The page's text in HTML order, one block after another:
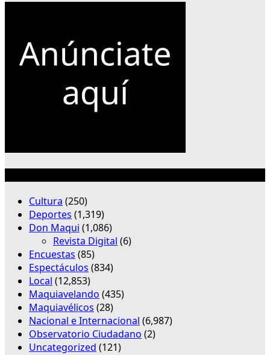
Cultura (250)
Deportes (1,319)
Don Maqui (1,086)
Revista Digital (6)
Encuestas (85)
Espectáculos (834)
Local (12,853)
Maquiavelando (435)
Maquiavélicos (28)
Nacional e Internacional (6,987)
Observatorio Ciudadano (2)
Uncategorized (121)